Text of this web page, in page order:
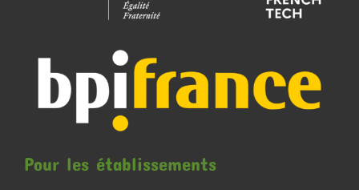
Pour les établissements